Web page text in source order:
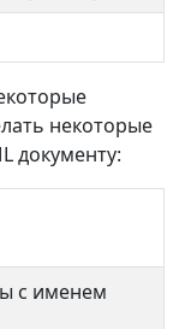
некоторые
документу:
с именем